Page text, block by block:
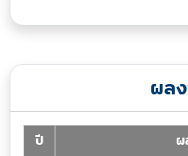
ผล
ปี
ผ